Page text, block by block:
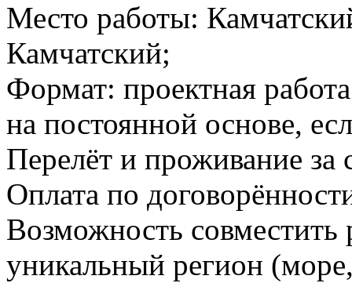
Место работы:
Камчатский;
Формат: проектная
на постоянной основе,
Перелёт и проживание за
Оплата по
Возможность совместить
уникальный регион